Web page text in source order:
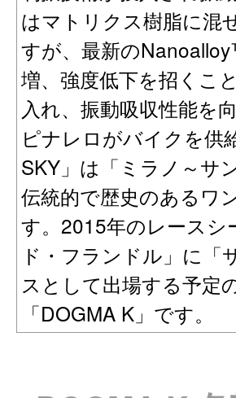
はマトリクス樹脂に混
すが、最新の
増、強度低下を招くこ
入れ、振動吸収性能を
ピナレロがバイクを供
SKY」は「ミラノ～サ
伝統的で歴史のあるワ
す。2015年のレース
ド・フランドル」に
スとして出場する予定
「DOGMA K」です。